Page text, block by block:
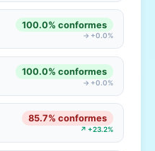
100.0% conformes
→ +0.0%
100.0% conformes
→ +0.0%
85.7% conformes
↗ +23.2%